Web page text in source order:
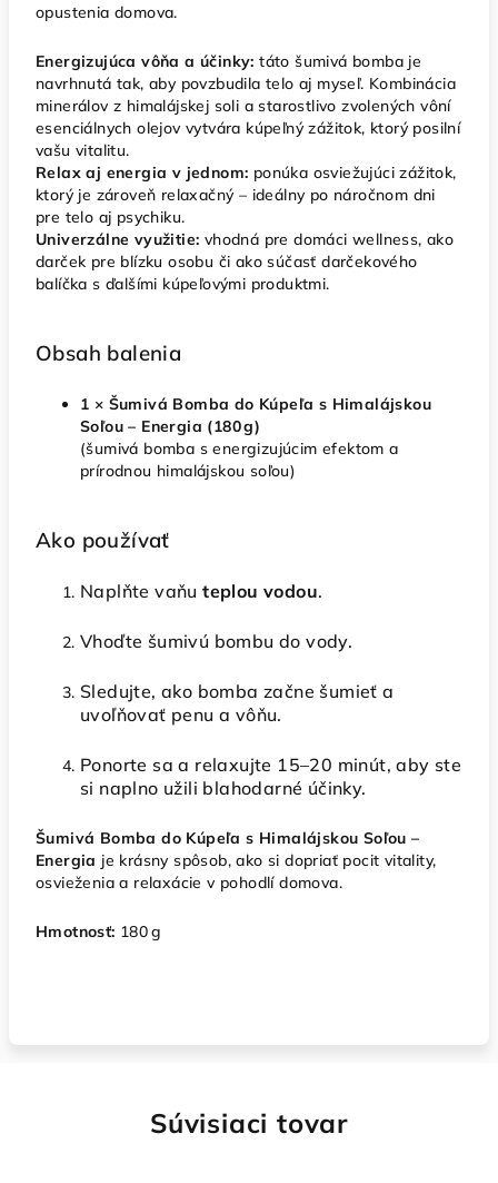
opustenia domova.
Energizujúca vôňa a účinky: táto šumivá bomba je
navrhnutá tak, aby povzbudila telo aj myseľ. Kombinácia
minerálov z himalájskej soli a starostlivo zvolených vôní
esenciálnych olejov vytvára kúpeľný zážitok, ktorý posilní
vašu vitalitu.
Relax aj energia v jednom: ponúka osviežujúci zážitok,
ktorý je zároveň relaxačný – ideálny po náročnom dni
pre telo aj psychiku.
Univerzálne využitie: vhodná pre domáci wellness, ako
darček pre blízku osobu či ako súčasť darčekového
balíčka s ďalšími kúpeľovými produktmi.
Obsah balenia
1 × Šumivá Bomba do Kúpeľa s Himalájskou
Soľou – Energia (180 g)
(šumivá bomba s energizujúcim efektom a
prírodnou himalájskou soľou)
Ako používať
Naplňte vaňuteplou vodou.
Vhoďte šumivú bombu do vody.
Sledujte, ako bomba začne šumieť a
uvoľňovať penu a vôňu.
Ponorte sa a relaxujte 15–20 minút, aby ste
si naplno užili blahodarné účinky.
Šumivá Bomba do Kúpeľa s Himalájskou Soľou –
Energia je krásny spôsob, ako si dopriať pocit vitality,
osvieženia a relaxácie v pohodlí domova.
Hmotnosť: 180 g
Súvisiaci tovar